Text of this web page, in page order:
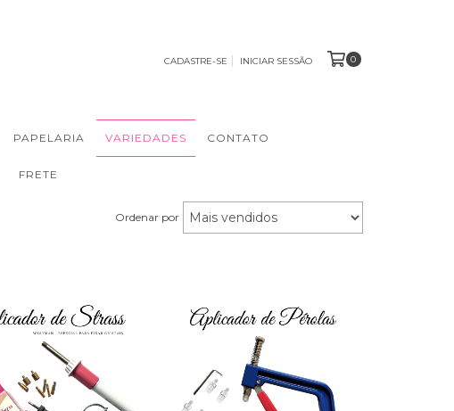
CADASTRE-SE INICIAR SESSÃO 0
PAPELARIA VARIEDADES CONTATO
FRETE
Ordenar por